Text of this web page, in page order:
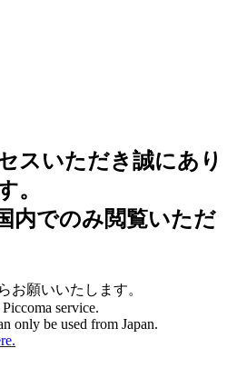
スいただき誠にあり
。
内でのみ閲覧いただ
お願いいたします。
service.
only be used from Japan.